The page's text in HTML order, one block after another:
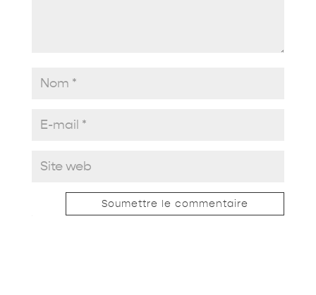
Soumettre le commentaire